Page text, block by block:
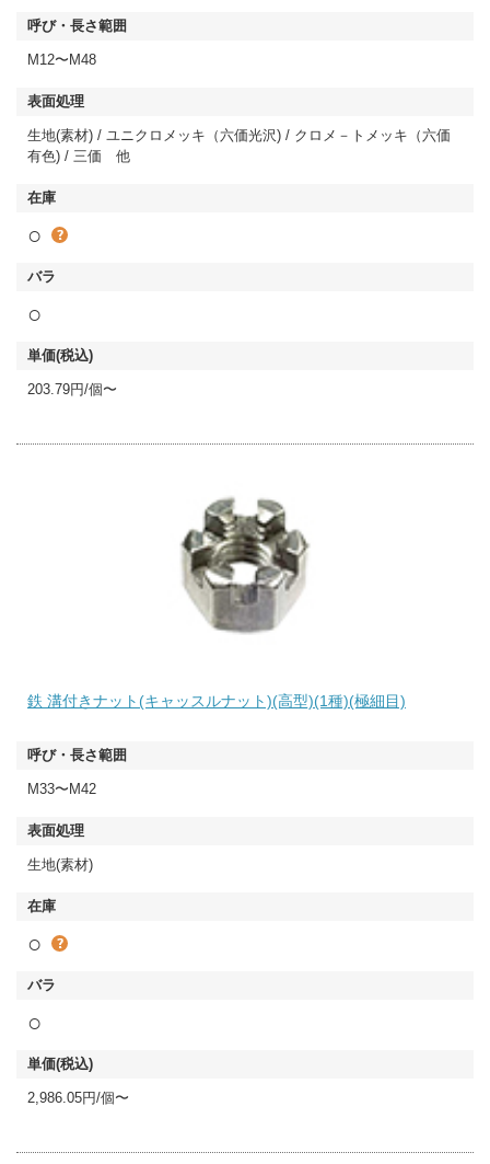
M12〜M48
生地(素材) / ユニクロメッキ（六価光沢) / クロメ－トメッキ（六価
有色) / 三価 他
○
○
203.79円/個〜
鉄 溝付きナット(キャッスルナット)(高型)(1種)(極細目)
M33〜M42
生地(素材)
○
○
2,986.05円/個〜